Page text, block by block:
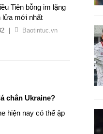
Tiên bỗng im lặng
lửa mới nhất
Baotintuc.vn
chắn Ukraine?
hiện nay có thể ập